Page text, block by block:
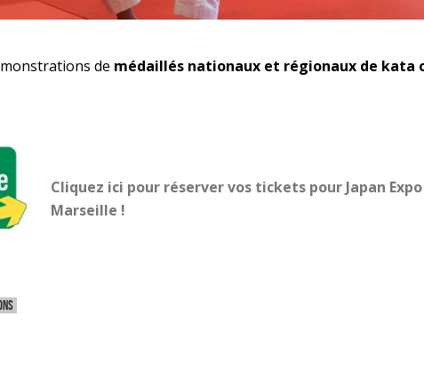
de médaillés nationaux et régionaux de kata
Cliquez ici pour réserver vos tickets pour Japan Expo
Marseille !